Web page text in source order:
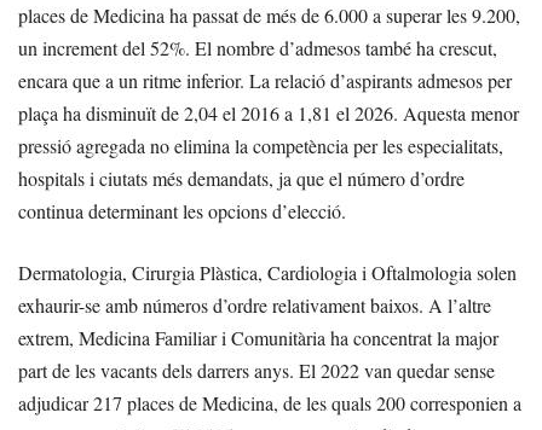
places de Medicina ha passat de més de 6.000 a superar les 9.200,
un increment del 52%. El nombre d’admesos també ha crescut,
encara que a un ritme inferior. La relació d’aspirants admesos per
plaça ha disminuït de 2,04 el 2016 a 1,81 el 2026. Aquesta menor
pressió agregada no elimina la competència per les especialitats,
hospitals i ciutats més demandats, ja que el número d’ordre
continua determinant les opcions d’elecció.
Dermatologia, Cirurgia Plàstica, Cardiologia i Oftalmologia solen
exhaurir-se amb números d’ordre relativament baixos. A l’altre
extrem, Medicina Familiar i Comunitària ha concentrat la major
part de les vacants dels darrers anys. El 2022 van quedar sense
adjudicar 217 places de Medicina, de les quals 200 corresponien a